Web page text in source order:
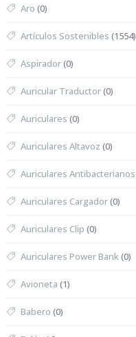
Aro (0)
Artículos Sostenibles (1554)
Aspirador(0)
Auricular Traductor(0)
Auriculares (0)
Auriculares Altavoz (0)
Auriculares Antibacterianos
Auriculares Cargador(0)
Auriculares Clip (0)
Auriculares Power Bank(0)
Avioneta (1)
Babero (0)